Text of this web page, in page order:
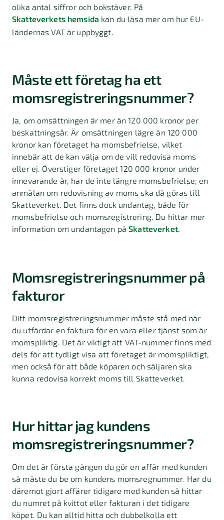
olika antal siffror och bokstäver. På
Skatteverkets hemsida kan du läsa mer om hur EU-
ländernas VAT är uppbyggt.
Måste ett företag ha ett
momsregistreringsnummer?
Ja, om omsättningen är mer än 120 000 kronor per
beskattningsår. Är omsättningen lägre än 120 000
kronor kan företaget ha momsbefrielse, vilket
innebär att de kan välja om de vill redovisa moms
eller ej. Överstiger företaget 120 000 kronor under
innevarande år, har de inte längre momsbefrielse; en
anmälan om redovisning av moms ska då göras till
Skatteverket. Det finns dock undantag, både för
momsbefrielse och momsregistrering. Du hittar mer
information om undantagen påSkatteverket.
Momsregistreringsnummer på
fakturor
Ditt momsregistreringsnummer måste stå med när
du utfärdar en faktura för en vara eller tjänst som är
momspliktig. Det är viktigt att VAT-nummer finns med
dels för att tydligt visa att företaget är momspliktigt,
men också för att både köparen och säljaren ska
kunna redovisa korrekt moms till Skatteverket.
Hur hittar jag kundens
momsregistreringsnummer?
Om det är första gången du gör en affär med kunden
så måste du be om kundens momsregnummer. Har du
däremot gjort affärer tidigare med kunden så hittar
du numret på kvittot eller fakturan i det tidigare
köpet. Du kan alltid hitta och dubbelkolla ett